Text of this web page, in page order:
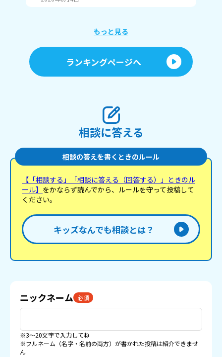
もっと見る
ランキングページへ
相談に答える
相談の答えを書くときのルール
【「相談する」「相談に答える（回答する）」ときのル
ール】 をかならず読んでから、ルールを守って投稿して
ください。
キッズなんでも相談とは？
ニックネーム 必須
※3〜20文字で入力してね
※フルネーム（名字・名前の両方）が書かれた投稿は紹介できませ
ん